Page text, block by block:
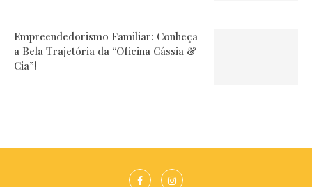
Empreendedorismo Familiar: Conheça
a Bela Trajetória da “Oficina Cássia &
Cia”!